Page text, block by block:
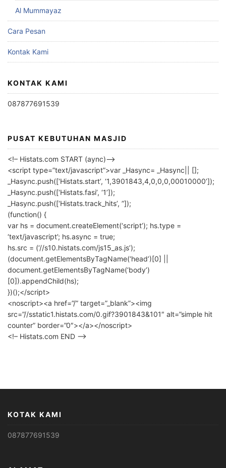
Al Mummayaz
Cara Pesan
Kontak Kami
KONTAK KAMI
087877691539
PUSAT KEBUTUHAN MASJID
<!– Histats.com START (aync)–>
<script type=”text/javascript”>var _Hasync= _Hasync|| [];
_Hasync.push([‘Histats.start’, ‘1,3901843,4,0,0,0,00010000’]);
_Hasync.push([‘Histats.fasi’, ‘1’]);
_Hasync.push([‘Histats.track_hits’, ”]);
(function() {
var hs = document.createElement(‘script’); hs.type =
‘text/javascript’; hs.async = true;
hs.src = (‘//s10.histats.com/js15_as.js’);
(document.getElementsByTagName(‘head’)[0] ||
document.getElementsByTagName(‘body’)
[0]).appendChild(hs);
})();</script>
<noscript><a href=”/” target=”_blank”><img
src=”//sstatic1.histats.com/0.gif?3901843&101″ alt=”simple hit
counter” border=”0″></a></noscript>
<!– Histats.com END –>
KOTAK KAMI
087877691539